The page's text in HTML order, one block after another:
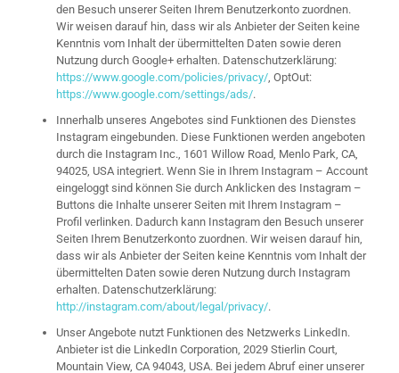
den Besuch unserer Seiten Ihrem Benutzerkonto zuordnen.
Wir weisen darauf hin, dass wir als Anbieter der Seiten keine
Kenntnis vom Inhalt der übermittelten Daten sowie deren
Nutzung durch Google+ erhalten. Datenschutzerklärung:
https://www.google.com/policies/privacy/, OptOut:
https://www.google.com/settings/ads/.
Innerhalb unseres Angebotes sind Funktionen des Dienstes
Instagram eingebunden. Diese Funktionen werden angeboten
durch die Instagram Inc., 1601 Willow Road, Menlo Park, CA,
94025, USA integriert. Wenn Sie in Ihrem Instagram – Account
eingeloggt sind können Sie durch Anklicken des Instagram –
Buttons die Inhalte unserer Seiten mit Ihrem Instagram –
Profil verlinken. Dadurch kann Instagram den Besuch unserer
Seiten Ihrem Benutzerkonto zuordnen. Wir weisen darauf hin,
dass wir als Anbieter der Seiten keine Kenntnis vom Inhalt der
übermittelten Daten sowie deren Nutzung durch Instagram
erhalten. Datenschutzerklärung:
http://instagram.com/about/legal/privacy/.
Unser Angebote nutzt Funktionen des Netzwerks LinkedIn.
Anbieter ist die LinkedIn Corporation, 2029 Stierlin Court,
Mountain View, CA 94043, USA. Bei jedem Abruf einer unserer